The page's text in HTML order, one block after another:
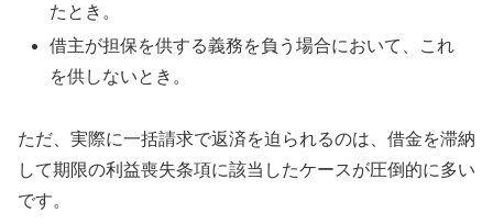
たとき。
借主が担保を供する義務を負う場合において、これ
を供しないとき。
ただ、実際に一括請求で返済を迫られるのは、借金を滞納
して期限の利益喪失条項に該当したケースが圧倒的に多い
です。